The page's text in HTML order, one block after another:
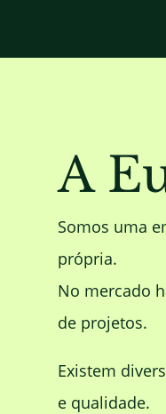
A
Somos uma
própria.
No mercado
de projetos.
Existem
e qualidade.